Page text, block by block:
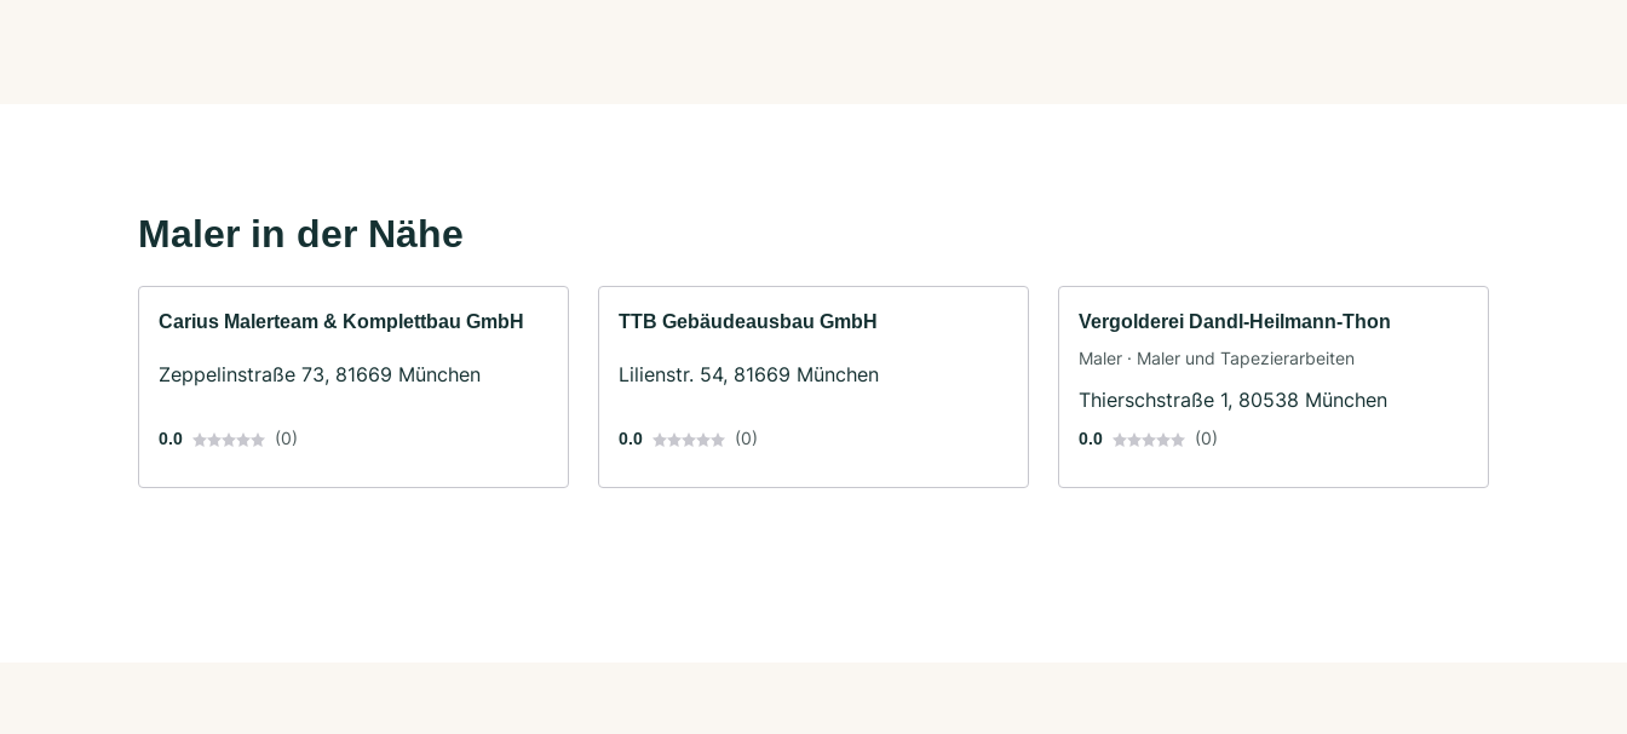
Maler in der Nähe
Carius Malerteam & Komplettbau GmbH
Zeppelinstraße 73, 81669 München
0.0 (0)
TTB Gebäudeausbau GmbH
Lilienstr. 54, 81669 München
0.0 (0)
Vergolderei Dandl-Heilmann-Thon
Maler · Maler und Tapezierarbeiten
Thierschstraße 1, 80538 München
0.0 (0)